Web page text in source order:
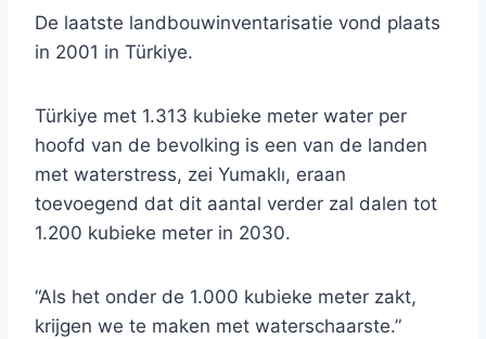
De laatste landbouwinventarisatie vond plaats
in 2001 in Türkiye.
Türkiye met 1.313 kubieke meter water per
hoofd van de bevolking is een van de landen
met waterstress, zei Yumaklı, eraan
toevoegend dat dit aantal verder zal dalen tot
1.200 kubieke meter in 2030.
“Als het onder de 1.000 kubieke meter zakt,
krijgen we te maken met waterschaarste.”